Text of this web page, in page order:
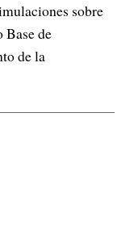
sobre
Base de
de la